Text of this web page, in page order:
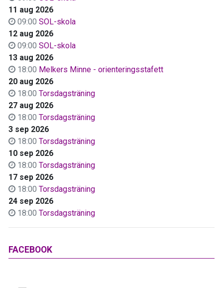
11 aug 2026
09:00 SOL-skola
12 aug 2026
09:00 SOL-skola
13 aug 2026
18:00 Melkers Minne - orienteringsstafett
20 aug 2026
18:00 Torsdagsträning
27 aug 2026
18:00 Torsdagsträning
3 sep 2026
18:00 Torsdagsträning
10 sep 2026
18:00 Torsdagsträning
17 sep 2026
18:00 Torsdagsträning
24 sep 2026
18:00 Torsdagsträning
FACEBOOK